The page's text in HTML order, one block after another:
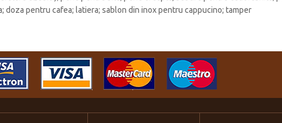
pentru cafea; latiera; sablon din inox pentru cappucino; tamper